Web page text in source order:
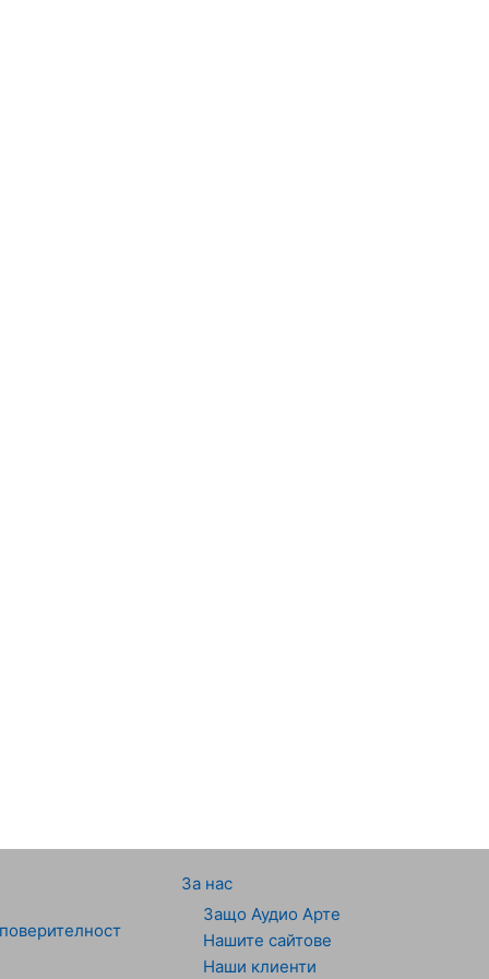
За нас
Защо Аудио Арте
Нашите сайтове
Наши клиенти